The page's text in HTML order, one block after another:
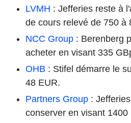
LVMH : Jefferies reste à
de cours relevé de 750 à
NCC Group : Berenberg
acheter en visant 335
OHB : Stifel démarre le
48 EUR.
Partners Group :
conserver en visant 1400